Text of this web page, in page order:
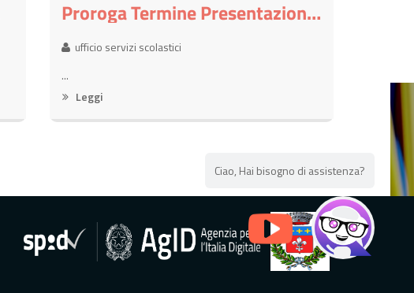
Proroga Termine Presentazione Iscrizioni On-Line Servizi Scolastici 2026-2027 Al 31 Luglio 2026
ufficio servizi scolastici
...
Leggi